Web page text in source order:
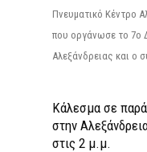
Πνευματικό Κέντρο
που οργάνωσε το 7ο
Αλεξάνδρειας και ο
Κάλεσμα σε
στην
στις 2 μ.μ.